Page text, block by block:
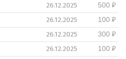
26.12.2025
500 ₽
26.12.2025
100 ₽
26.12.2025
300 ₽
26.12.2025
100 ₽